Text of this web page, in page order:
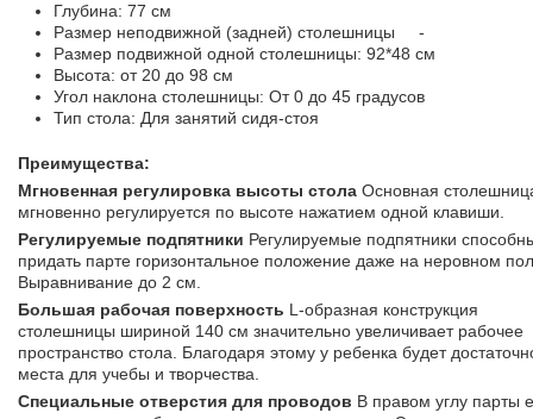
Глубина: 77 см
Размер неподвижной (задней) столешницы -
Размер подвижной одной столешницы: 92*48 см
Высота: от 20 до 98 см
Угол наклона столешницы: От 0 до 45 градусов
Тип стола: Для занятий сидя-стоя
Преимущества:
Мгновенная регулировка высоты стола Основная
мгновенно регулируется по высоте нажатием одной клавиши.
Регулируемые подпятники Регулируемые подпятники
придать парте горизонтальное положение даже на неровном
Выравнивание до 2 см.
Большая рабочая поверхность L-образная конструкция
столешницы шириной 140 см значительно увеличивает рабочее
пространство стола. Благодаря этому у ребенка будет
места для учебы и творчества.
Специальные отверстия для проводов В правом углу парты